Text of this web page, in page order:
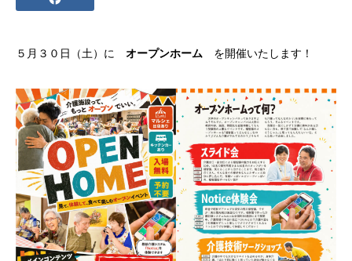
５月３０日（土）に オープンホーム を開催いたします！